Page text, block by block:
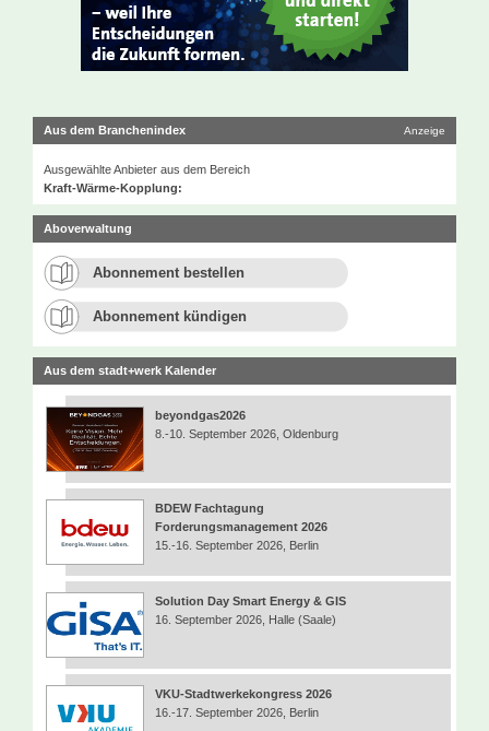
Aus dem Branchenindex Anzeige
Ausgewählte Anbieter aus dem Bereich
Kraft-Wärme-Kopplung:
Aboverwaltung
Abonnement bestellen
Abonnement kündigen
Aus dem stadt+werk Kalender
beyondgas2026
8.-10. September 2026, Oldenburg
BDEW Fachtagung
Forderungsmanagement 2026
15.-16. September 2026, Berlin
Solution Day Smart Energy & GIS
16. September 2026, Halle (Saale)
VKU-Stadtwerkekongress 2026
16.-17. September 2026, Berlin